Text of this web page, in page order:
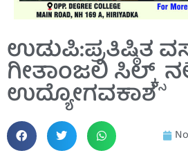
ಉಡುಪಿ:ಪ್ರತಿಷ್ಠಿತ
ಗೀತಾಂಜಲಿ ಸಿಲ್ಕ್ಸ್
ಉದ್ಯೋಗವಕಾಶ